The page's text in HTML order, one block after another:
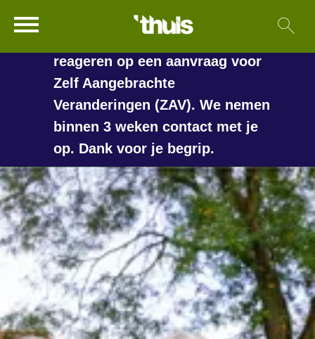
Naar hoofdinhoud
Naar hoofdnavigatiemenu
Naar zoeken
Naar de homepage
Ga naar Hoofd
langer duren voordat we
reageren op een aanvraag voor
Zelf Aangebrachte
Veranderingen (ZAV). We nemen
binnen 3 weken contact met je
op. Dank voor je begrip.